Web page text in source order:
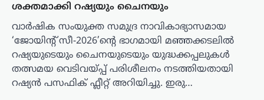
ശക്തമാക്കി റഷ്യയും ചൈനയും
വാർഷിക സംയുക്ത സമുദ്ര നാവികാഭ്യാസമായ
‘ജോയിന്റ് സീ-2026’ന്റെ ഭാഗമായി മഞ്ഞക്കടലിൽ
റഷ്യയുടെയും ചൈനയുടെയും യുദ്ധക്കപ്പലുകൾ
തത്സമയ വെടിവയ്പ്പ് പരിശീലനം നടത്തിയതായി
റഷ്യൻ പസഫിക് ഫ്ലീറ്റ് അറിയിച്ചു. ഇരു…